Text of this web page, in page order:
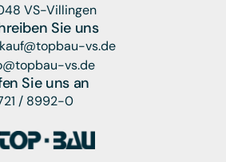
VS-Villingen
Sie uns
vs.de
vs.de
Sie uns an
/ 8992-0